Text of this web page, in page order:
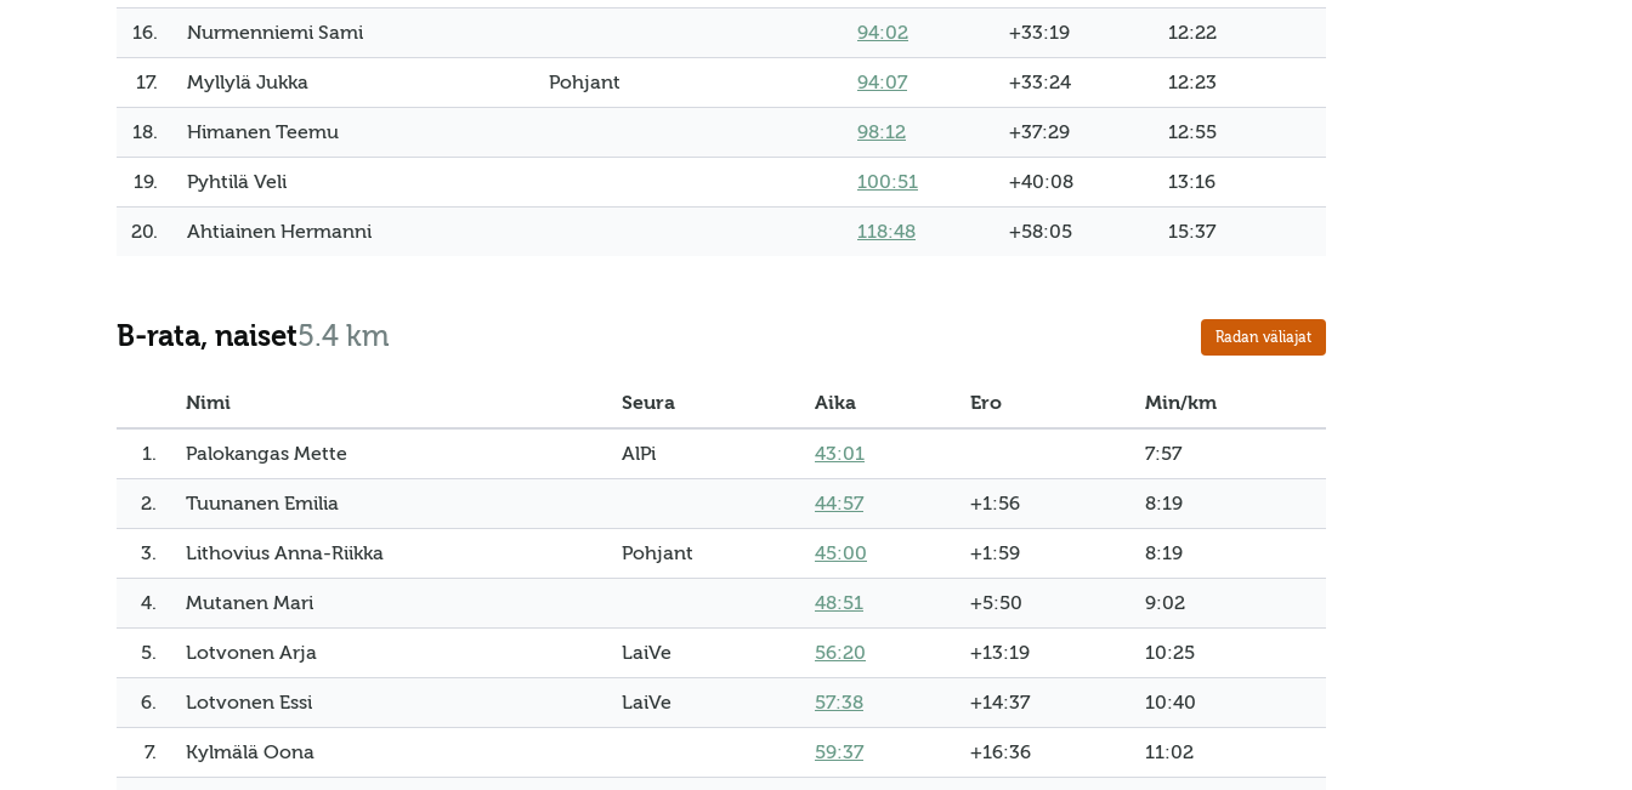
16. Nurmenniemi Sami 94:02 +33:19 12:22
17. Myllylä Jukka Pohjant 94:07 +33:24 12:23
18. Himanen Teemu 98:12 +37:29 12:55
19. Pyhtilä Veli 100:51 +40:08 13:16
20. Ahtiainen Hermanni 118:48 +58:05 15:37
B-rata, naiset5.4 km Radan väliajat
Nimi Seura Aika Ero Min/km
1. Palokangas Mette AlPi 43:01 7:57
2. Tuunanen Emilia 44:57 +1:56 8:19
3. Lithovius Anna-Riikka Pohjant 45:00 +1:59 8:19
4. Mutanen Mari 48:51 +5:50 9:02
5. Lotvonen Arja LaiVe 56:20 +13:19 10:25
6. Lotvonen Essi LaiVe 57:38 +14:37 10:40
7. Kylmälä Oona 59:37 +16:36 11:02